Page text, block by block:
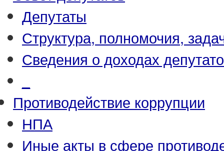
Депутаты
Структура, полномочия,
Сведения о доходах
Противодействие коррупции
НПА
Иные акты в сфере